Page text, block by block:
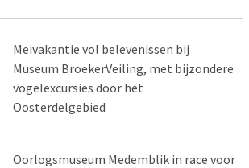
Meivakantie vol belevenissen bij
Museum BroekerVeiling, met bijzondere
vogelexcursies door het
Oosterdelgebied
Oorlogsmuseum Medemblik in race voor